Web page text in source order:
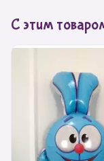
С этим